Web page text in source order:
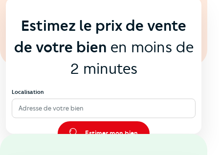
Estimez le prix de vente
de votre bien en moins de
2 minutes
Localisation
Adresse de votre bien
Estimer mon bien